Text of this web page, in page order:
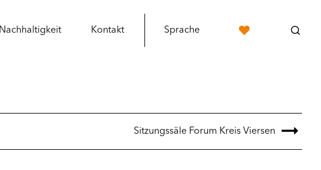
Nachhaltigkeit Kontakt Sprache
Sitzungssäle Forum Kreis Viersen